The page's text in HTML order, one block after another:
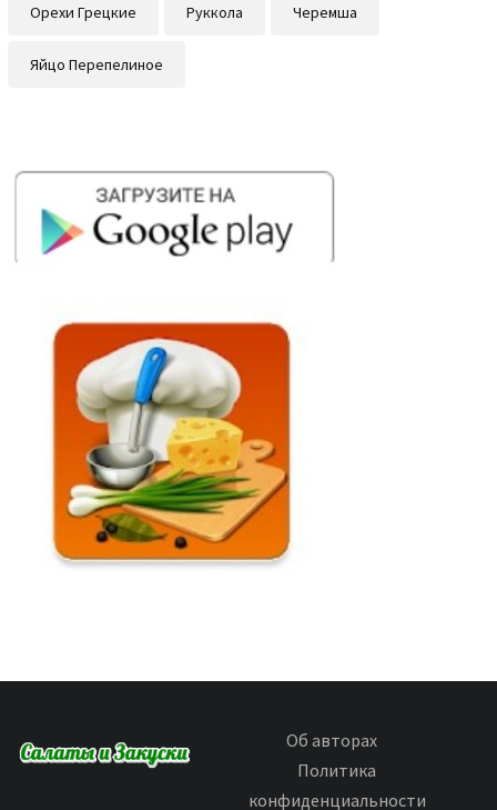
Орехи Грецкие Руккола Черемша
Яйцо Перепелиное
Об авторах
Политика
конфиденциальности